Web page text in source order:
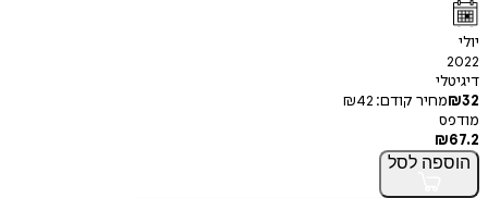
יולי
2022
דיגיטלי
₪32 מחיר קודם: ₪42
מודפס
₪67.2
הוספה לסל